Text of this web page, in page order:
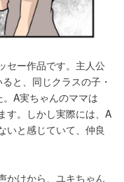
セー作品です。主人公
と、同じクラスの子・
A実ちゃんのママは
す。しかし実際には、A
いと感じていて、仲良
かけから、ユキちゃん